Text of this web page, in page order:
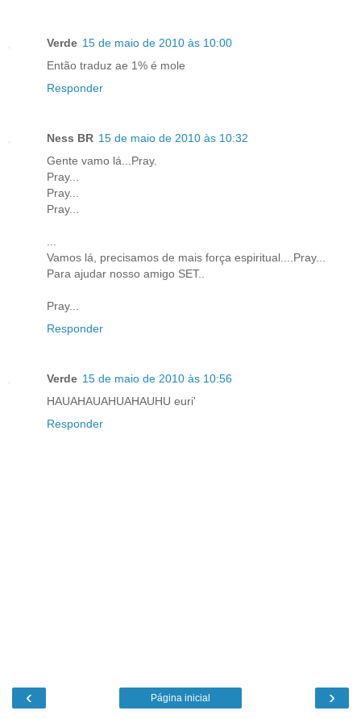
Verde 15 de maio de 2010 às 10:00
Então traduz ae 1% é mole
Responder
Ness BR 15 de maio de 2010 às 10:32
Gente vamo lá...Pray.
Pray...
Pray...
Pray...
Vamos lá, precisamos de mais força espiritual....Pray...
Para ajudar nosso amigo SET..
Pray...
Responder
Verde 15 de maio de 2010 às 10:56
HAUAHAUAHUAHAUHU euri'
Responder
‹ ›
Página inicial